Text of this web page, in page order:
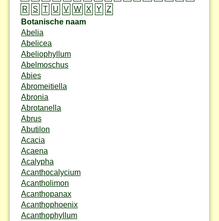
R
S T U V W X Y
Z
Botanische naam
Abelia
Abelicea
Abeliophyllum
Abelmoschus
Abies
Abromeitiella
Abronia
Abrotanella
Abrus
Abutilon
Acacia
Acaena
Acalypha
Acanthocalycium
Acantholimon
Acanthopanax
Acanthophoenix
Acanthophyllum